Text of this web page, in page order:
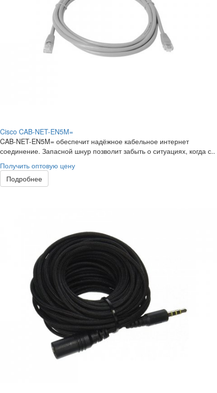
Cisco CAB-NET-EN5M=
CAB-NET-EN5M= обеспечит надёжное кабельное интернет
соединение. Запасной шнур позволит забыть о ситуациях, когда с..
Получить оптовую цену
Подробнее